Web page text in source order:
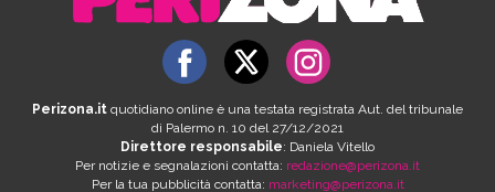
Perizona.it quotidiano online è una testata registrata Aut. del tribunale
di Palermo n. 10 del 27/12/2021
Direttore responsabile: Daniela Vitello
Per notizie e segnalazioni contatta: redazione@perizona.it
Per la tua pubblicità contatta: marketing@perizona.it